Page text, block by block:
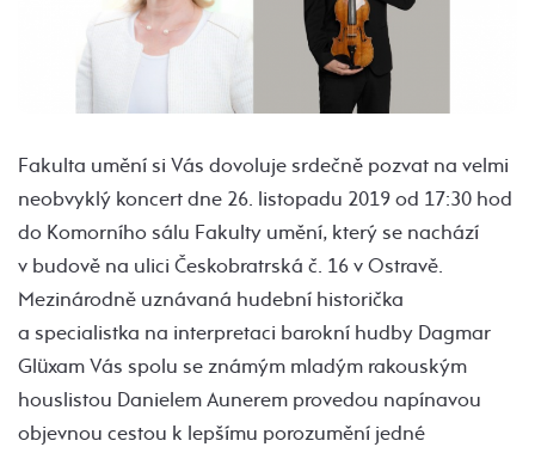
Fakulta umění si Vás dovoluje srdečně pozvat na velmi
neobvyklý koncert dne 26. listopadu 2019 od 17:30 hod
do Komorního sálu Fakulty umění, který se nachází
v budově na ulici Českobratrská č. 16 v Ostravě.
Mezinárodně uznávaná hudební historička
a specialistka na interpretaci barokní hudby Dagmar
Glüxam Vás spolu se známým mladým rakouským
houslistou Danielem Aunerem provedou napínavou
objevnou cestou k lepšímu porozumění jedné